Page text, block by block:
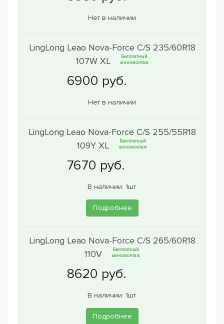
Нет в наличии
LingLong Leao Nova-Force C/S 235/60R18
107W XL
Бесплатный
шиномонтаж
Нет в наличии
LingLong Leao Nova-Force C/S 255/55R18
109Y XL
Бесплатный
шиномонтаж
В наличии: 1шт.
Подробнее
LingLong Leao Nova-Force C/S 265/60R18
110V
Бесплатный
шиномонтаж
В наличии: 1шт.
Подробнее